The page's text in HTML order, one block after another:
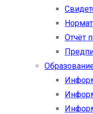
Отчёт